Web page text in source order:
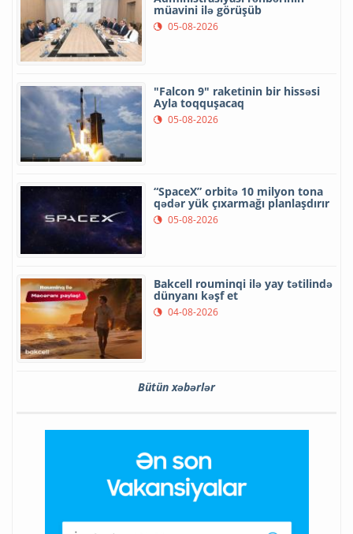
müavini ilə görüşüb
05-08-2026
"Falcon 9" raketinin bir hissəsi
Ayla toqquşacaq
05-08-2026
“SpaceX” orbitə 10 milyon tona
qədər yük çıxarmağı planlaşdırır
05-08-2026
Bakcell rouminqi ilə yay tətilində
dünyanı kəşf et
04-08-2026
Bütün xəbərlər